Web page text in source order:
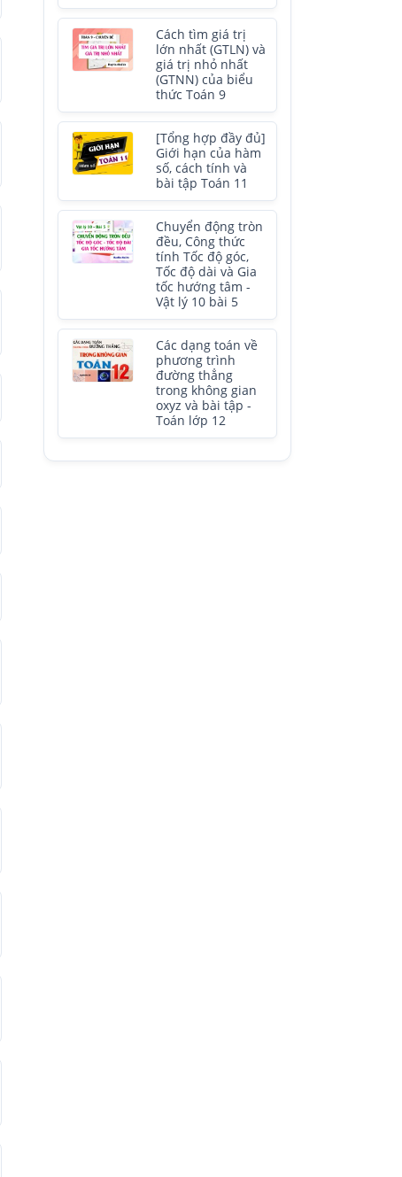
Cách tìm giá trị
lớn nhất (GTLN) và
giá trị nhỏ nhất
(GTNN) của biểu
thức Toán 9
[Tổng hợp đầy đủ]
Giới hạn của hàm
số, cách tính và
bài tập Toán 11
Chuyển động tròn
đều, Công thức
tính Tốc độ góc,
Tốc độ dài và Gia
tốc hướng tâm -
Vật lý 10 bài 5
Các dạng toán về
phương trình
đường thẳng
trong không gian
oxyz và bài tập -
Toán lớp 12